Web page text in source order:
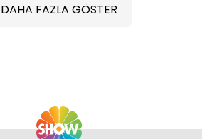
DAHA FAZLA GÖSTER